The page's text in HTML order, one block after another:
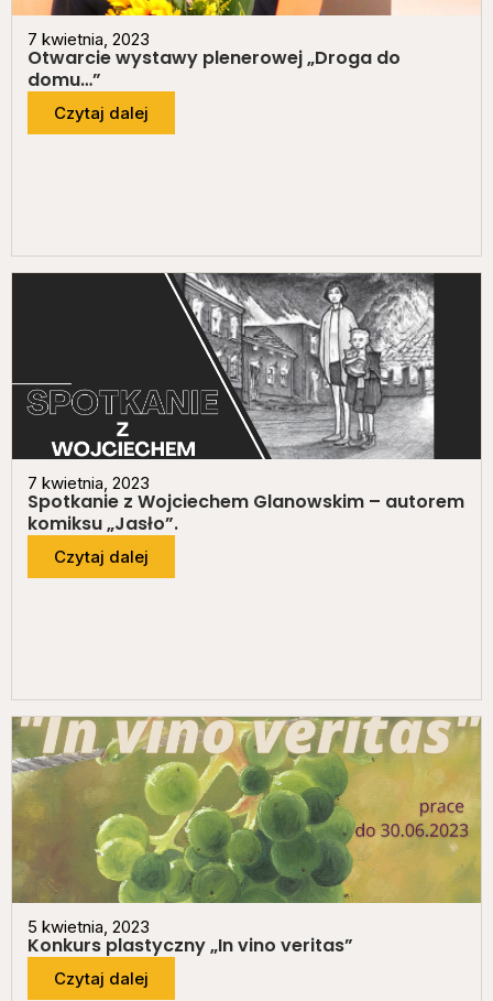
7 kwietnia, 2023
Otwarcie wystawy plenerowej „Droga do
domu…”
Czytaj dalej
7 kwietnia, 2023
Spotkanie z Wojciechem Glanowskim – autorem
komiksu „Jasło”.
Czytaj dalej
5 kwietnia, 2023
Konkurs plastyczny „In vino veritas”
Czytaj dalej